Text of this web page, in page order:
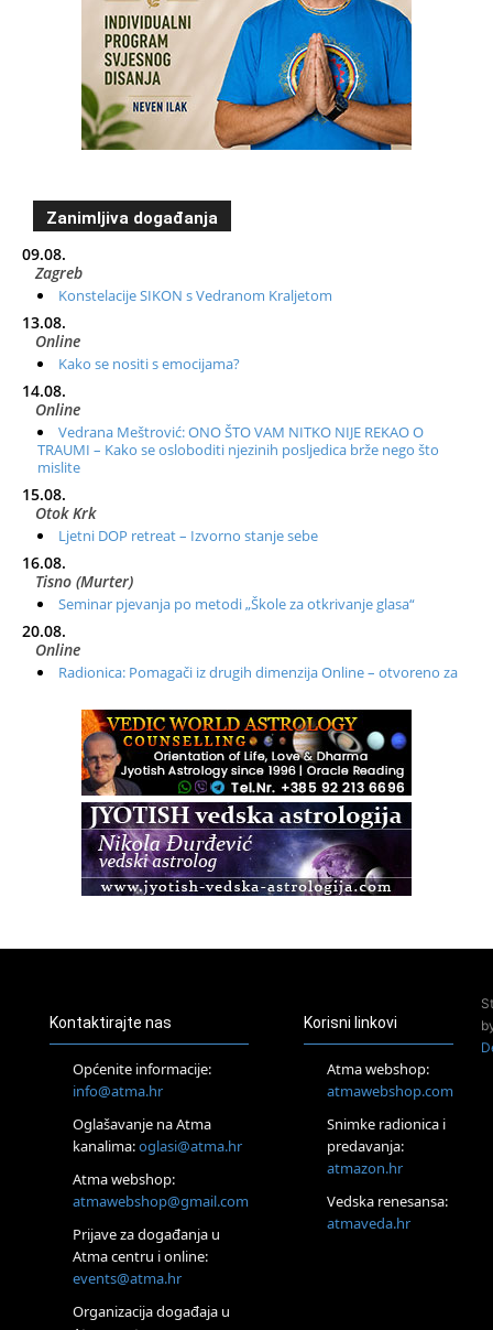
Zanimljiva događanja
09.08.
Zagreb
Konstelacije SIKON s Vedranom Kraljetom
13.08.
Online
Kako se nositi s emocijama?
14.08.
Online
Vedrana Meštrović: ONO ŠTO VAM NITKO NIJE REKAO O
TRAUMI – Kako se osloboditi njezinih posljedica brže nego što
mislite
15.08.
Otok Krk
Ljetni DOP retreat – Izvorno stanje sebe
16.08.
Tisno (Murter)
Seminar pjevanja po metodi „Škole za otkrivanje glasa“
20.08.
Online
Radionica: Pomagači iz drugih dimenzija Online – otvoreno za
Zagreb+Online
Osnovni ThetaHealing® tečaj, Zagreb i Online
Zagreb
Osnovna radionica za izscjeljivanje pranom (Basic Pranic
Healing course)
Access BARS®, otpusti stres
Pjesma srca / Zagreb
Tečaj Višeg Vodstva, razvijanja intuicije i Akaša zapisa
Online
Upisi u program Profesionalni hipnoterapeut — nova
Online
Postanite Nositelj Vibracije Nove Zemlje
Visoko
Alemka Dauskardt – Jednodnevna radionica sistemskih
konstelacija
Kontaktirajte nas
Općenite informacije:
info@atma.hr
Oglašavanje na Atma
kanalima:oglasi@atma.hr
Atma webshop:
atmawebshop@gmail.com
Prijave za događanja u
Atma centru i online:
events@atma.hr
Organizacija događaja u
Korisni linkovi
Atma webshop:
atmawebshop.com
Snimke radionica i
predavanja:
atmazon.hr
Vedska renesansa:
atmaveda.hr